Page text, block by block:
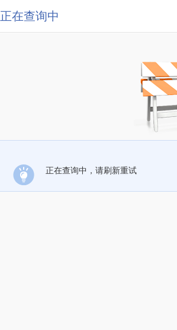
正在查询中
正在查询中，请刷新重试